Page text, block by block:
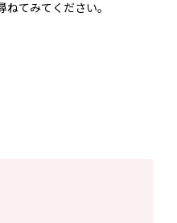
てみてください。